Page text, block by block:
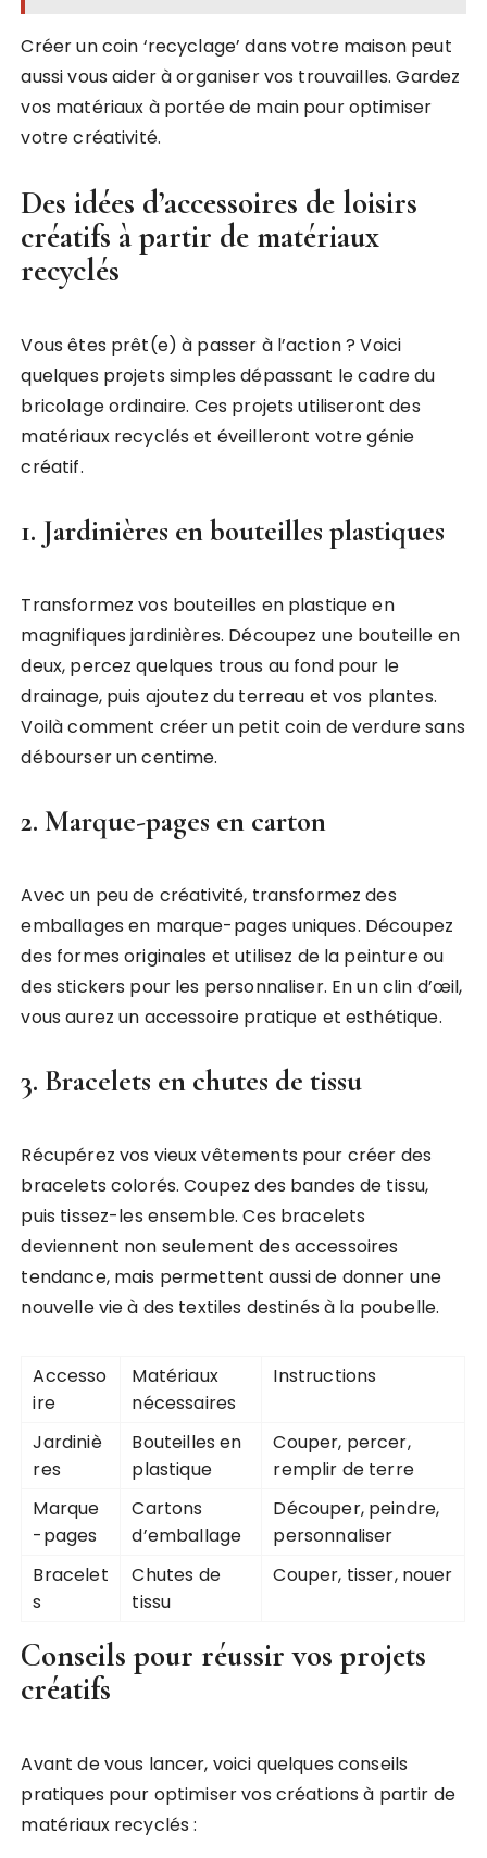
Créer un coin ‘recyclage’ dans votre maison peut
aussi vous aider à organiser vos trouvailles. Gardez
vos matériaux à portée de main pour optimiser
votre créativité.
Des idées d’accessoires de loisirs
créatifs à partir de matériaux
recyclés
Vous êtes prêt(e) à passer à l’action ? Voici
quelques projets simples dépassant le cadre du
bricolage ordinaire. Ces projets utiliseront des
matériaux recyclés et éveilleront votre génie
créatif.
1. Jardinières en bouteilles plastiques
Transformez vos bouteilles en plastique en
magnifiques jardinières. Découpez une bouteille en
deux, percez quelques trous au fond pour le
drainage, puis ajoutez du terreau et vos plantes.
Voilà comment créer un petit coin de verdure sans
débourser un centime.
2. Marque-pages en carton
Avec un peu de créativité, transformez des
emballages en marque-pages uniques. Découpez
des formes originales et utilisez de la peinture ou
des stickers pour les personnaliser. En un clin d’œil,
vous aurez un accessoire pratique et esthétique.
3. Bracelets en chutes de tissu
Récupérez vos vieux vêtements pour créer des
bracelets colorés. Coupez des bandes de tissu,
puis tissez-les ensemble. Ces bracelets
deviennent non seulement des accessoires
tendance, mais permettent aussi de donner une
nouvelle vie à des textiles destinés à la poubelle.
Accesso
ire
Matériaux
nécessaires
Instructions
Jardiniè
res
Bouteilles en
plastique
Couper, percer,
remplir de terre
Marque
-pages
Cartons
d’emballage
Découper, peindre,
personnaliser
Bracelet
s
Chutes de
tissu
Couper, tisser, nouer
Conseils pour réussir vos projets
créatifs
Avant de vous lancer, voici quelques conseils
pratiques pour optimiser vos créations à partir de
matériaux recyclés :